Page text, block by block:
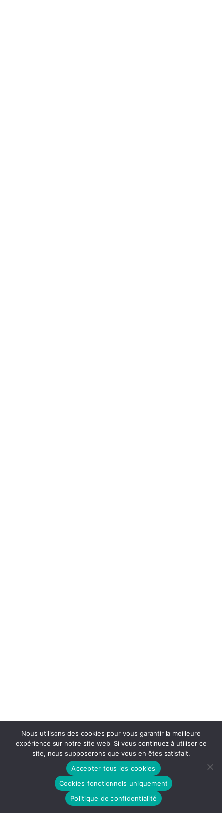
Nous utilisons des cookies pour vous garantir la meilleure
expérience sur notre site web. Si vous continuez à utiliser ce
site, nous supposerons que vous en êtes satisfait.
Accepter tous les cookies
Cookies fonctionnels uniquement
Politique de confidentialité